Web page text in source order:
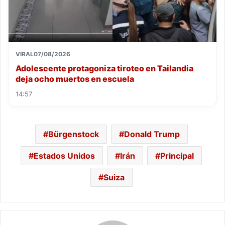
VIRAL07/08/2026
Adolescente protagoniza tiroteo en Tailandia
deja ocho muertos en escuela
14:57
Bürgenstock Donald Trump
Estados Unidos Irán Principal
Suiza